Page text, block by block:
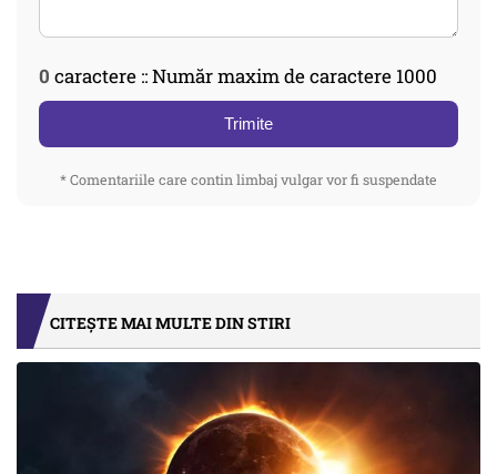
0 caractere :: Număr maxim de caractere 1000
Trimite
* Comentariile care contin limbaj vulgar vor fi suspendate
CITEȘTE MAI MULTE DIN STIRI